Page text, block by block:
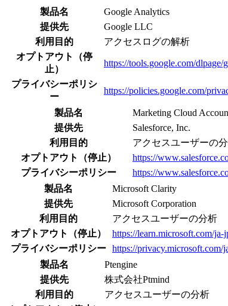
製品名
Google Analytics
提供先
Google LLC
利用目的
アクセスログの解析
オプトアウト（停
止）
https://tools.google.com/dlpage/
プライバシーポリシ
ー
https://policies.google.com/
製品名
Marketing Cloud
提供先
Salesforce, Inc.
利用目的
アクセスユーザーの
オプトアウト（停止）
https://
プライバシーポリシー
https://
製品名
Microsoft Clarity
提供先
Microsoft Corporation
利用目的
アクセスユーザーの分析
オプトアウト（停止）
https://learn.microsoft.com/ja-
プライバシーポリシー
https://privacy.microsoft.com/
製品名
Ptengine
提供先
株式会社Ptmind
利用目的
アクセスユーザーの分析